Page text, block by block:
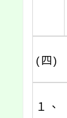
(四)
１、